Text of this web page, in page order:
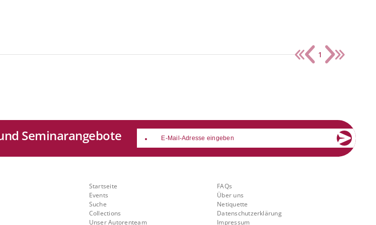
1
Seminarangebote
email
Startseite
Events
Suche
Collections
Unser Autorenteam
FAQs
Über uns
Netiquette
Datenschutzerklärung
Impressum